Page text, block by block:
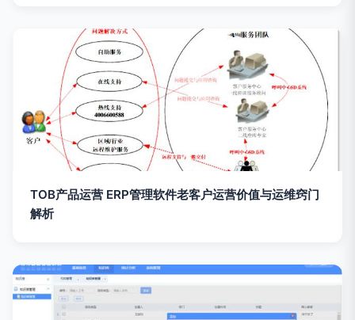
TOB产品运营 ERP管理软件老客户运营价值与运维窍门
解析